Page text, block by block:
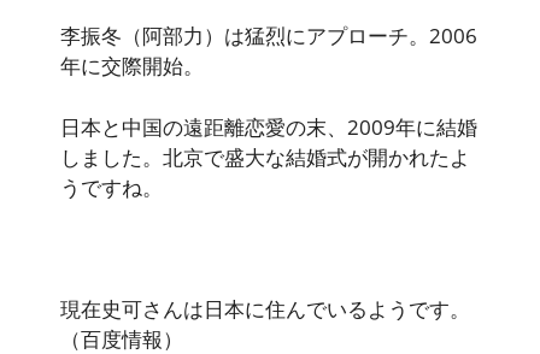
李振冬（阿部力）は猛烈にアプローチ。2006
年に交際開始。
日本と中国の遠距離恋愛の末、2009年に結婚
しました。北京で盛大な結婚式が開かれたよ
うですね。
現在史可さんは日本に住んでいるようです。
（百度情報）